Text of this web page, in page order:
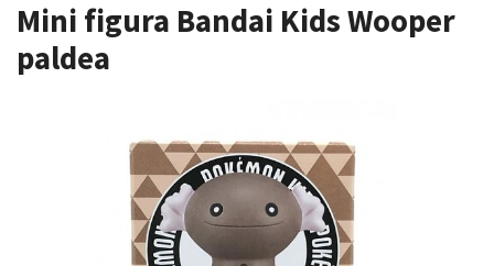
Mini figura Bandai Kids Wooper
paldea